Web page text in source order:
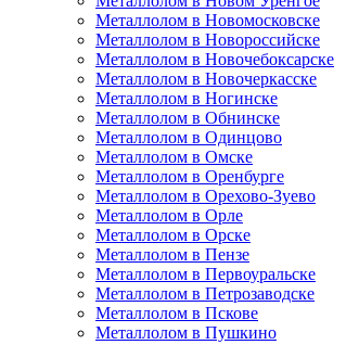
Металлолом в Новомосковске
Металлолом в Новороссийске
Металлолом в Новочебоксарске
Металлолом в Новочеркасске
Металлолом в Ногинске
Металлолом в Обнинске
Металлолом в Одинцово
Металлолом в Омске
Металлолом в Оренбурге
Металлолом в Орехово-Зуево
Металлолом в Орле
Металлолом в Орске
Металлолом в Пензе
Металлолом в Первоуральске
Металлолом в Петрозаводске
Металлолом в Пскове
Металлолом в Пушкино